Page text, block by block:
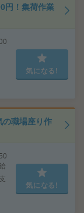
円！集荷作業
気になる!
職場座り作
気になる!